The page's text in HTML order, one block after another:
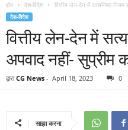
होम देश-विदेश वित्तीय लेन-देन में सत्यनिष्ठा नियम
देश-विदेश
वित्तीय लेन-देन में
अपवाद नहीं- सुप्रीम
द्वारा CG News - April 18, 2023 0
साझा करना